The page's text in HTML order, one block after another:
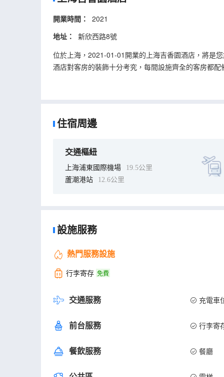
開業時間：
2021
地址：
新欣西路8號
位於上海，2021-01-01開業的上海吉香園酒店，將是您
酒店對客房的裝飾十分考究，每間設施齊全的客房都
住宿周邊
交通樞紐
上海浦東國際機場
19.5公里
蘆潮港站
12.6公里
設施服務
熱門服務設施
行李寄存 免費
交通服務 充電車
前台服務 行李寄
餐飲服務 餐廳